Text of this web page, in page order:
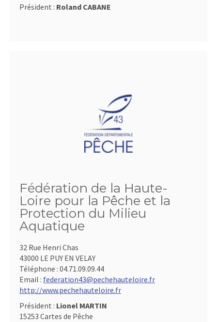
Président : Roland CABANE
Fédération de la Haute-
Loire pour la Pêche et la
Protection du Milieu
Aquatique
32 Rue Henri Chas
43000 LE PUY EN VELAY
Téléphone : 04.71.09.09.44
Email : federation43@pechehauteloire.fr
http://www.pechehauteloire.fr
Président : Lionel MARTIN
15253 Cartes de Pêche